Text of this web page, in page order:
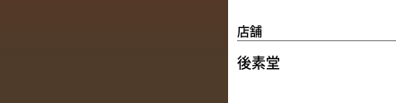
店舗
後素堂